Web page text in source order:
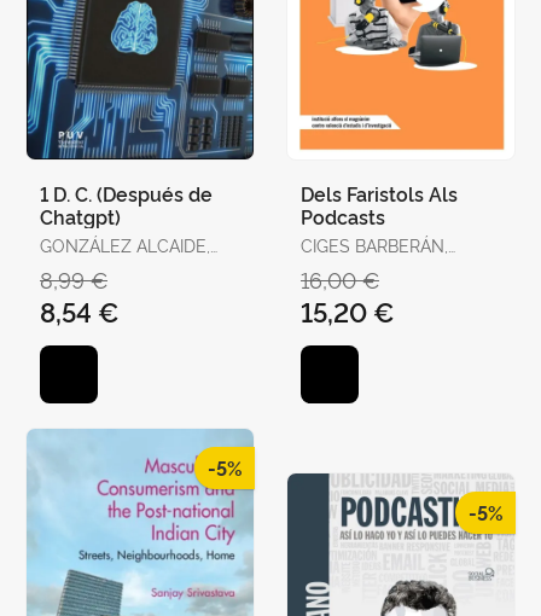
1 D. C. (Después de
Chatgpt)
GONZÁLEZ ALCAIDE,
8,99 €
8,54 €
Dels Faristols Als
Podcasts
CIGES BARBERÁN,
16,00 €
15,20 €
-5%
-5%